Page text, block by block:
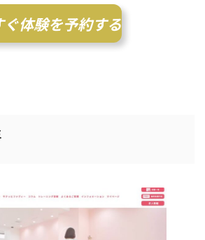
ぐ体験を予約する